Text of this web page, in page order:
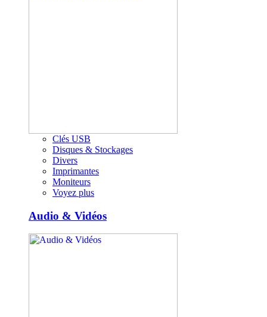
Clés USB
Disques & Stockages
Divers
Imprimantes
Moniteurs
Voyez plus
Audio & Vidéos